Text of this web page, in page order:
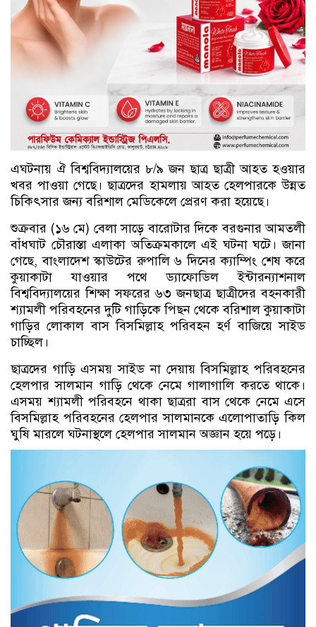
এঘটনায় ঐ বিশ্ববিদ্যালয়ের ৮/৯ জন ছাত্র ছাত্রী আহত হওয়ার
খবর পাওয়া গেছে। ছাত্রদের হামলায় আহত হেলপারকে উন্নত
চিকিৎসার জন্য বরিশাল মেডিকেলে প্রেরণ করা হয়েছে।
শুক্রবার (১৬ মে) বেলা সাড়ে বারোটার দিকে বরগুনার আমতলী
বাঁধঘাট চৌরাস্তা এলাকা অতিক্রমকালে এই ঘটনা ঘটে। জানা
গেছে, বাংলাদেশ স্কাউটের রুপালি ৬ দিনের ক্যাম্পিং শেষ করে
কুয়াকাটা যাওয়ার পথে ড্যাফোডিল ইন্টারন্যাশনাল
বিশ্ববিদ্যালয়ের শিক্ষা সফরের ৬৩ জনছাত্র ছাত্রীদের বহনকারী
শ্যামলী পরিবহনের দুটি গাড়িকে পিছন থেকে বরিশাল কুয়াকাটা
গাড়ির লোকাল বাস বিসমিল্লাহ পরিবহন হর্ণ বাজিয়ে সাইড
চাচ্ছিল।
ছাত্রদের গাড়ি এসময় সাইড না দেয়ায় বিসমিল্লাহ পরিবহনের
হেলপার সালমান গাড়ি থেকে নেমে গালাগালি করতে থাকে।
এসময় শ্যামলী পরিবহনে থাকা ছাত্ররা বাস থেকে নেমে এসে
বিসমিল্লাহ পরিবহনের হেলপার সালমানকে এলোপাতাড়ি কিল
ঘুষি মারলে ঘটনাস্থলে হেলপার সালমান অজ্ঞান হয়ে পড়ে।